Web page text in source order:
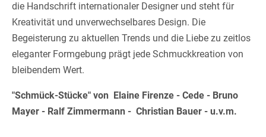
die Handschrift internationaler Designer und steht für
Kreativität und unverwechselbares Design. Die
Begeisterung zu aktuellen Trends und die Liebe zu zeitlos
eleganter Formgebung prägt jede Schmuckkreation von
bleibendem Wert.
"Schmück-Stücke" von Elaine Firenze - Cede - Bruno
Mayer - Ralf Zimmermann - Christian Bauer - u.v.m.